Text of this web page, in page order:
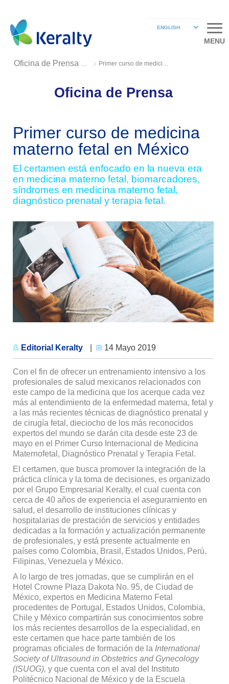
MENU
Oficina de Prensa 2019 Primer curso de medicina materno fetal en México
Oficina de Prensa
Primer curso de medicina
materno fetal en México
El certamen está enfocado en la nueva era
en medicina materno fetal, biomarcadores,
síndromes en medicina materno fetal,
diagnóstico prenatal y terapia fetal.
Editorial Keralty 14 Mayo 2019
Con el fin de ofrecer un entrenamiento intensivo a los
profesionales de salud mexicanos relacionados con
este campo de la medicina que los acerque cada vez
más al entendimiento de la enfermedad materna, fetal y
a las más recientes técnicas de diagnóstico prenatal y
de cirugía fetal, dieciocho de los más reconocidos
expertos del mundo se darán cita desde este 23 de
mayo en el Primer Curso Internacional de Medicina
Maternofetal, Diagnóstico Prenatal y Terapia Fetal.
El certamen, que busca promover la integración de la
práctica clínica y la toma de decisiones, es organizado
por el Grupo Empresarial Keralty, el cual cuenta con
cerca de 40 años de experiencia el aseguramiento en
salud, el desarrollo de instituciones clínicas y
hospitalarias de prestación de servicios y entidades
dedicadas a la formación y actualización permanente
de profesionales, y está presente actualmente en
países como Colombia, Brasil, Estados Unidos, Perú,
Filipinas, Venezuela y México.
A lo largo de tres jornadas, que se cumplirán en el
Hotel Crowne Plaza Dakota No. 95, de Ciudad de
México, expertos en Medicina Materno Fetal
procedentes de Portugal, Estados Unidos, Colombia,
Chile y México compartirán sus conocimientos sobre
los más recientes desarrollos de la especialidad, en
este certamen que hace parte también de los
programas oficiales de formación de la International
Society of Ultrasound in Obstetrics and Gynecology
(ISUOG), y que cuenta con el aval del Instituto
Politécnico Nacional de México y de la Escuela